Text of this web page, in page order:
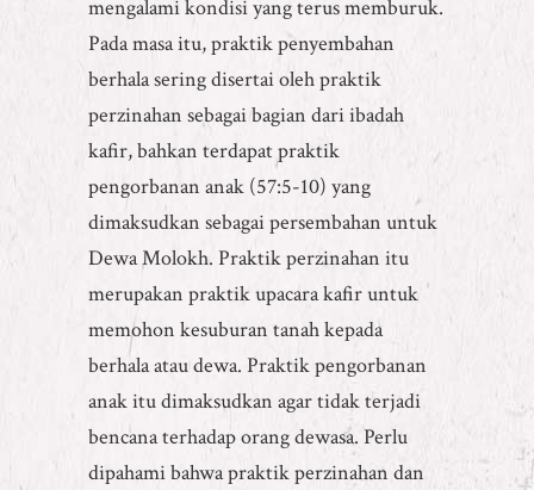
mengalami kondisi yang terus memburuk.
Pada masa itu, praktik penyembahan
berhala sering disertai oleh praktik
perzinahan sebagai bagian dari ibadah
kafir, bahkan terdapat praktik
pengorbanan anak (57:5-10) yang
dimaksudkan sebagai persembahan untuk
Dewa Molokh. Praktik perzinahan itu
merupakan praktik upacara kafir untuk
memohon kesuburan tanah kepada
berhala atau dewa. Praktik pengorbanan
anak itu dimaksudkan agar tidak terjadi
bencana terhadap orang dewasa. Perlu
dipahami bahwa praktik perzinahan dan